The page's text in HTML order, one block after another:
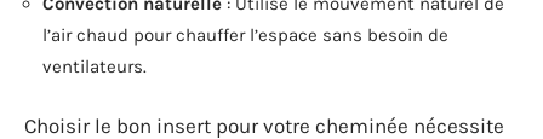
l’air chaud pour chauffer l’espace sans besoin de
ventilateurs.
Choisir le bon insert pour votre cheminée nécessite